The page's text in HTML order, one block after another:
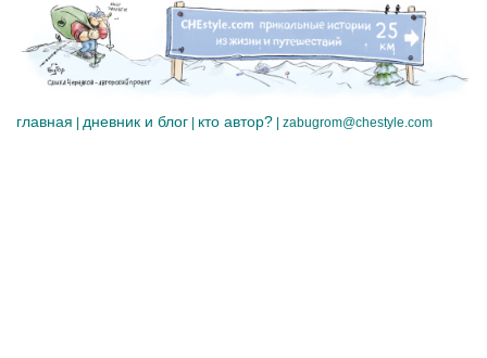
главная | дневник и блог | кто автор? | zabugrom@chestyle.com